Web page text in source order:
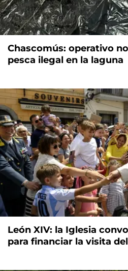
Chascomús: operativo
pesca ilegal en la laguna
León XIV: la Iglesia
para financiar la visita